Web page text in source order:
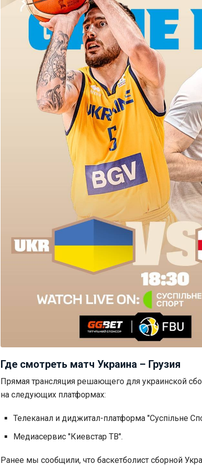
Где смотреть матч Украина – Грузия
Прямая трансляция решающего для украинской
на следующих платформах:
Телеканал и диджитал-платформа "Суспільне
Медиасервис "Киевстар ТВ".
Ранее мы сообщили, что баскетболист сборной